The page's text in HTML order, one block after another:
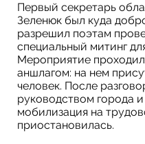
Первый секретарь
Зеленюк был куда
разрешил поэтам
специальный митинг
Мероприятие
аншлагом: на нем
человек. После
руководством города
мобилизация на
приостановилась.